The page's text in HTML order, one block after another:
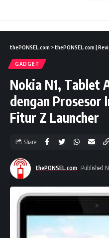
thePONSEL.com >thePONSEL.com |
GADGET
Nokia N1, Tablet
dengan Prosesor
Fitur Z Launcher
thePONSEL.com Published
Share